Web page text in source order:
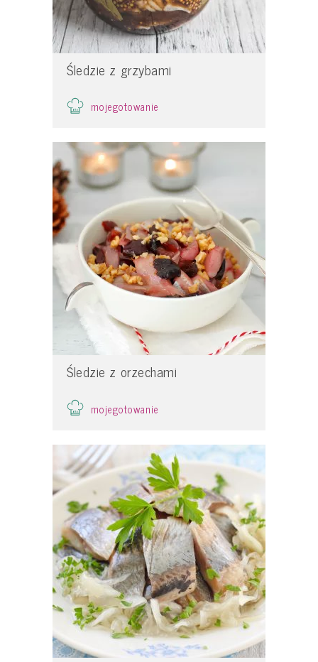
Śledzie z grzybami
mojegotowanie
Śledzie z orzechami
mojegotowanie